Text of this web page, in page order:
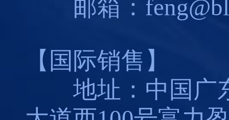
邮箱：
【国际销售】
地址：中国广